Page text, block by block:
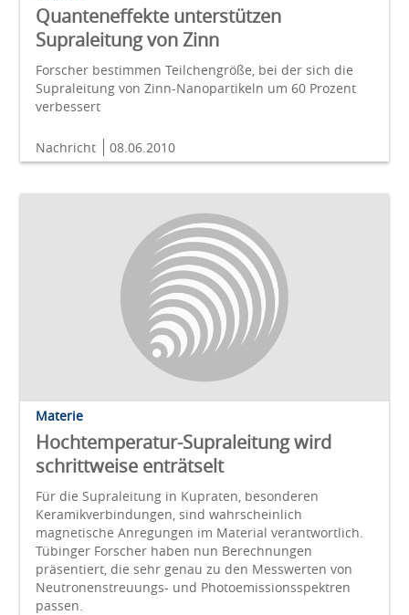
Quanteneffekte unterstützen
Supraleitung von Zinn
Forscher bestimmen Teilchengröße, bei der sich die
Supraleitung von Zinn-Nanopartikeln um 60 Prozent
verbessert
Nachricht 08.06.2010
Materie
Hochtemperatur-Supraleitung wird
schrittweise enträtselt
Für die Supraleitung in Kupraten, besonderen
Keramikverbindungen, sind wahrscheinlich
magnetische Anregungen im Material verantwortlich.
Tübinger Forscher haben nun Berechnungen
präsentiert, die sehr genau zu den Messwerten von
Neutronenstreuungs- und Photoemissionsspektren
passen.